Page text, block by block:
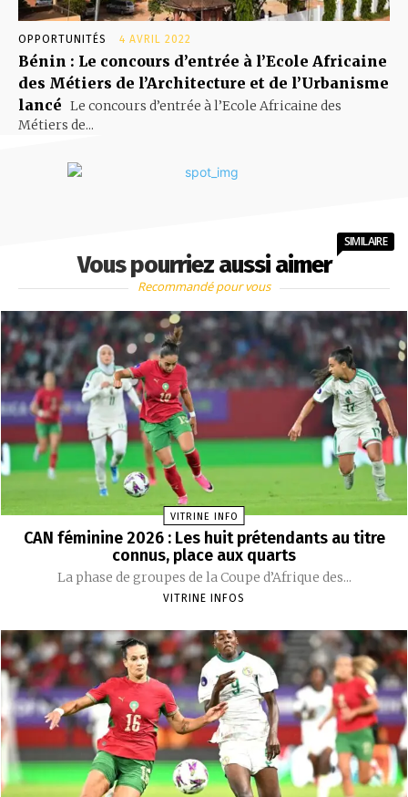
OPPORTUNITÉS 4 AVRIL 2022
Bénin : Le concours d’entrée à l’Ecole Africaine
des Métiers de l’Architecture et de l’Urbanisme
lancé Le concours d’entrée à l’Ecole Africaine des
Métiers de...
Vous pourriez aussi aimer
SIMILAIRE
Recommandé pour vous
VITRINE INFO
CAN féminine 2026 : Les huit prétendants au titre
connus, place aux quarts
La phase de groupes de la Coupe d’Afrique des...
VITRINE INFOS